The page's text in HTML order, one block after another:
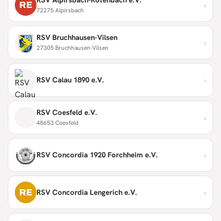
RE
72275 Alpirsbach ›
RSV Bruchhausen-Vilsen
27305 Bruchhausen-Vilsen ›
RSV Calau 1890 e.V. ›
RSV Coesfeld e.V.
48653 Coesfeld ›
RSV Concordia 1920 Forchheim e.V. ›
RE RSV Concordia Lengerich e.V. ›